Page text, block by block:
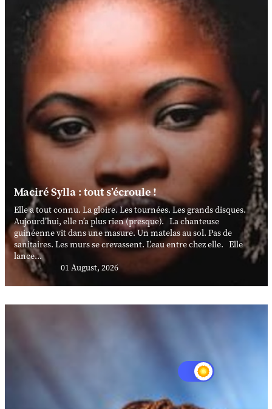
Maciré Sylla : tout s’écroule !
Elle a tout connu. La gloire. Les tournées. Les grands disques.
Aujourd’hui, elle n’a plus rien (presque). La chanteuse
guinéenne vit dans une masure. Un matelas au sol. Pas de
sanitaires. Les murs se crevassent. L'eau entre chez elle. Elle
lance...
01 August, 2026